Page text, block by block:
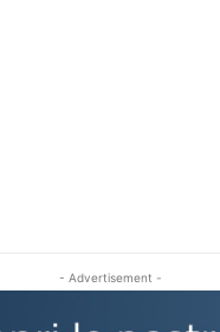
- Advertisement -